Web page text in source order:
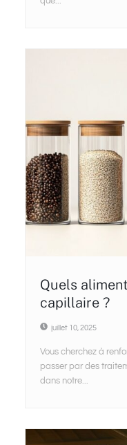
Quels
capillaire ?
juillet 10, 2025
Vous cherchez à
passer par des
dans notre...